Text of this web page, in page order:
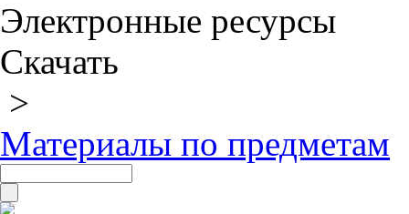
Электронные ресурсы
Скачать
>
Материалы по предметам